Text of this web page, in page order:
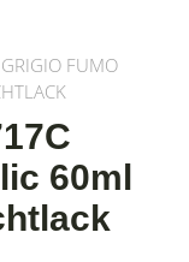
FUMO
60ml